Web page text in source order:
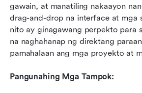
gawain, at manatiling nakaayon
drag-and-drop na interface at mga
nito ay ginagawang perpekto para
na naghahanap ng direktang
pamahalaan ang mga proyekto at
Pangunahing Mga Tampok: